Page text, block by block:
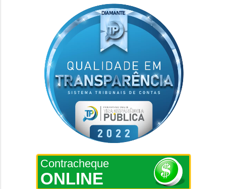
Contracheque
ONLINE